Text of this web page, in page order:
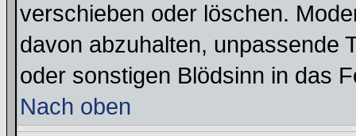
verschieben oder löschen.
davon abzuhalten, unpassende
oder sonstigen Blödsinn in das
Nach oben